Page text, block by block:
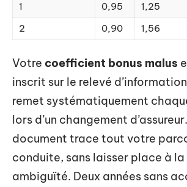
1
0,95
1,25
2
0,90 1,56
Votre coefficient bonus malus
inscrit sur le relevé
remet systématiquement
lors d’un changement
document trace tout votre
conduite, sans laisser place à la
ambiguïté. Deux années sans